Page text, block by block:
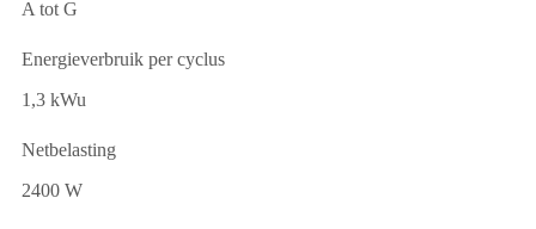
A tot G
Energieverbruik per cyclus
1,3 kWu
Netbelasting
2400 W